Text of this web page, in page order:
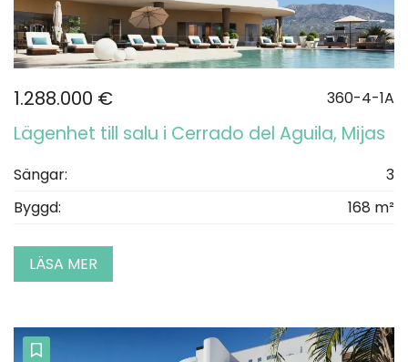
1.288.000 € 360-4-1A
Lägenhet till salu i Cerrado del Aguila, Mijas
Sängar:
3
Byggd:
168 m²
LÄSA MER